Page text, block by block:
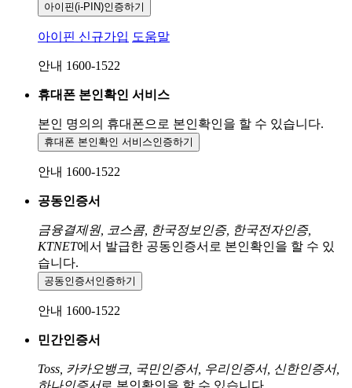
아이핀(i-PIN)인증하기
아이핀 신규가입 도움말
안내 1600-1522
휴대폰 본인확인 서비스
본인 명의의 휴대폰으로 본인확인을 할 수 있습니다.
휴대폰 본인확인 서비스인증하기
안내 1600-1522
공동인증서
금융결제원, 코스콤, 한국정보인증, 한국전자인증,
KTNET에서 발급한 공동인증서로 본인확인을 할 수 있
습니다.
공동인증서 인증하기
안내 1600-1522
민간인증서
Toss, 카카오뱅크, 국민인증서, 우리인증서, 신한인증서,